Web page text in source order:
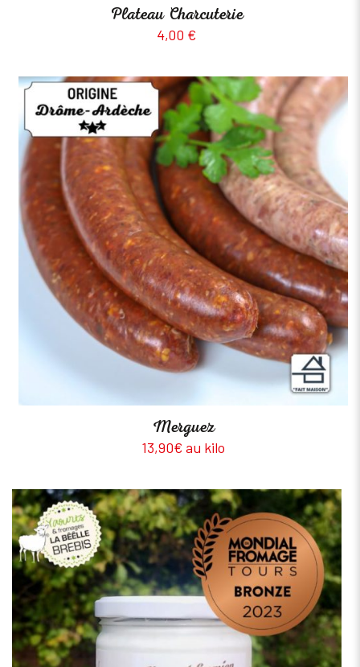
Plateau Charcuterie
4,00 €
Merguez
13,90€ au kilo